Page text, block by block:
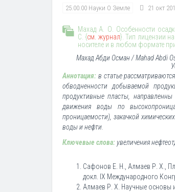
25.00.00 Науки О Земле 21 окт
Махад А. О. Особенности
С. {см. журнал}. Тип лицензии
носителе и в любом формате
Махад Абди Осман / Mahad Abdi
Аннотация: в статье
обводненности добываемой
продуктивные пласты,
движения воды по
проницаемости), закачкой
воды и нефти.
Ключевые слова: увеличения
Сафонов Е. Н., Алмаев Р. Х.,
докл. IX Международного
Алмаев Р. Х. Научные основы